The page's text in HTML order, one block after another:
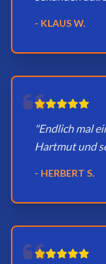
- KLAUS W.
"Endlich mal
Hartmut und
- HERBERT S.